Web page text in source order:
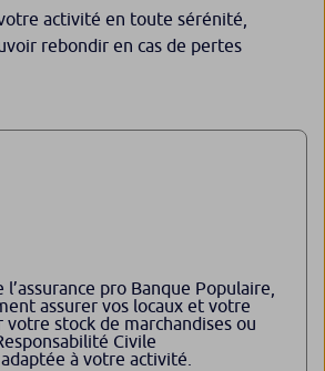
activité en toute sérénité,
rebondir en cas de pertes
pro Banque Populaire,
assurer vos locaux et votre
stock de marchandises ou
Civile
à votre activité.